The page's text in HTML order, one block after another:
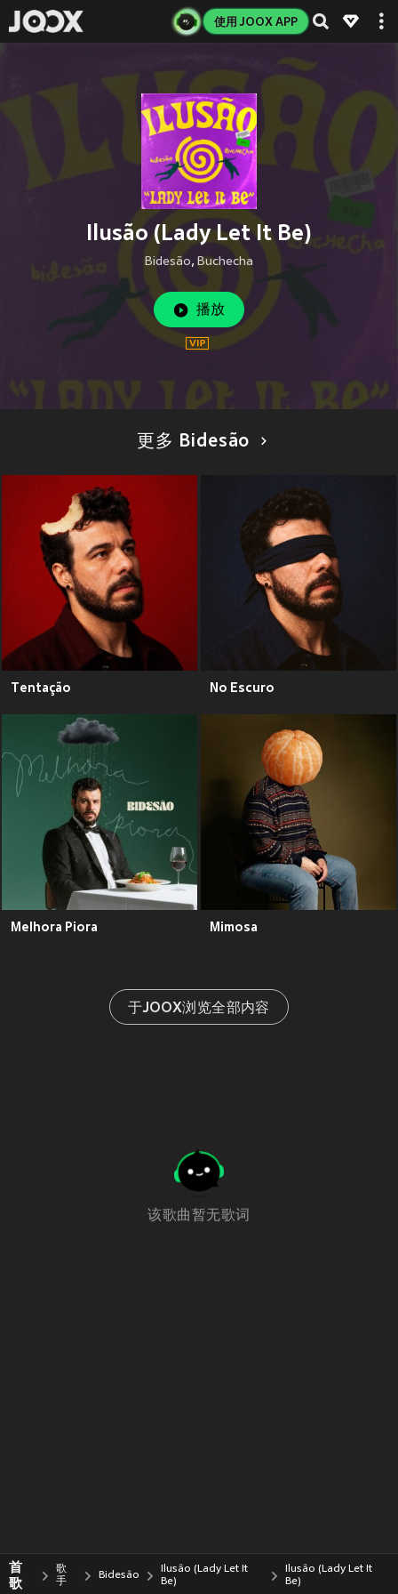
使用 JOOX APP
Ilusão (Lady Let It Be)
Bidesão, Buchecha
播放
更多 Bidesão
Tentação No Escuro
Melhora Piora Mimosa
于JOOX浏览全部内容
该歌曲暂无歌词
首
歌
歌
手
Bidesão
Ilusão (Lady Let It
Be)
Ilusão (Lady Let It
Be)